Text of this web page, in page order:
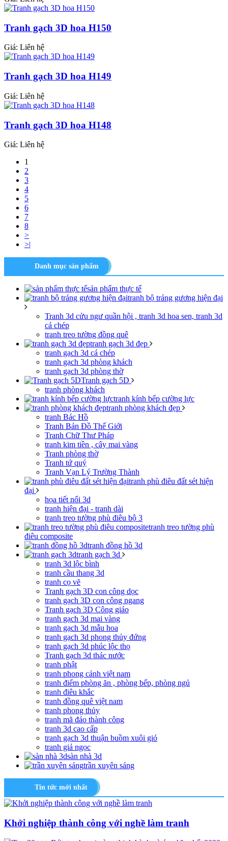
Tranh gạch 3D hoa H150
Giá: Liên hệ
Tranh gạch 3D hoa H149
Giá: Liên hệ
Tranh gạch 3D hoa H148
Giá: Liên hệ
1
2
3
4
5
6
7
8
>
>|
Danh mục sản phẩm
sản phẩm thực tế
tranh bộ tráng gương hiện đại
Tranh 3d cửu ngư quần hội , tranh 3d hoa sen, tranh 3d
cá chép
tranh treo tường đồng quê
tranh gạch 3d đẹp
tranh gạch 3d cá chép
tranh gạch 3d phòng khách
tranh gạch 3d phòng thờ
Tranh gạch 5D
tranh phòng khách
tranh kính bếp cường lực
tranh phòng khách đẹp
tranh Bác Hồ
Tranh Bản Đồ Thế Giới
Tranh Chữ Thư Pháp
tranh kim tiền , cây mai vàng
Tranh phòng thờ
Tranh tứ quý
Tranh Vạn Lý Trường Thành
tranh phù điêu đất sét hiện
đại
họa tiết nổi 3d
tranh hiện đại - tranh dài
tranh treo tường phù điêu bộ 3
tranh treo tường phù
điêu composite
tranh đồng hồ 3d
tranh gạch 3d
tranh 3d lộc bình
tranh cầu thang 3d
tranh cọ vẽ
Tranh gạch 3D con công dọc
tranh gạch 3D con công ngang
Tranh gạch 3D Công giáo
tranh gạch 3d mai vàng
tranh gạch 3d mẫu hoa
tranh gạch 3d phong thủy đứng
tranh gạch 3d phúc lộc thọ
Tranh gạch 3d thác nước
tranh phật
tranh phong cảnh việt nam
tranh điểm phòng ăn , phòng bếp, phòng ngủ
tranh điêu khắc
tranh đồng quê việt nam
tranh phong thủy
tranh mã đáo thành công
tranh 3d cao cấp
tranh gạch 3d thuận buồm xuôi gió
tranh giả ngọc
sàn nhà 3d
trần xuyên sáng
Tin tức mới nhất
Khởi nghiệp thành công với nghề làm tranh